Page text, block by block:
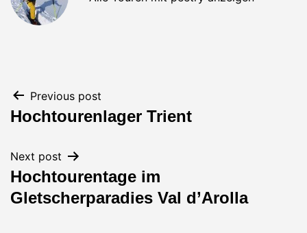
Beitrags-
Navigation
Previous post
Hochtourenlager Trient
Next post
Hochtourentage im
Gletscherparadies Val d’Arolla